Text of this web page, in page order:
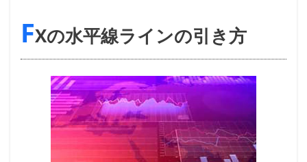
FXの水平線ラインの引き方